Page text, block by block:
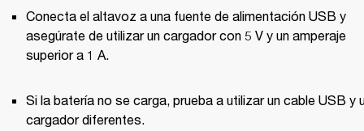
Conecta el altavoz a una fuente de alimentación USB y
asegúrate de utilizar un cargador con 5 V y un amperaje
superior a 1 A.
Si la batería no se carga, prueba a utilizar un cable USB y
cargador diferentes.